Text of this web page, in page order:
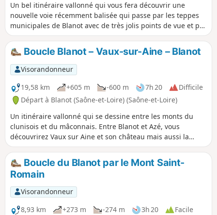
Un bel itinéraire vallonné qui vous fera découvrir une
nouvelle voie récemment balisée qui passe par les teppes
municipales de Blanot avec de très jolis points de vue et par
la combe du Nivernais. Il se prolonge le long du Grison avec
ses anciens moulins avant de remonter sur Culey et de
rejoindre l'ombre des bois sur le chemin faitral qui vous
laissera apercevoir par endroit la vallée de la Grosne.
Boucle Blanot – Vaux-sur-Aine – Blanot
Visorandonneur
19,58 km
+605 m -600 m 7h 20
Difficile
Départ à Blanot (Saône-et-Loire) (Saône-et-Loire)
Un itinéraire vallonné qui se dessine entre les monts du
clunisois et du mâconnais. Entre Blanot et Azé, vous
découvrirez Vaux sur Aine et son château mais aussi la
Bouzolle avec sa tour étonnante, prisée par Sacha
Guitry.Dans tous les cas, c'est un parcours un peu sportif et
qui demande un peu de résistance et un esprit aventureux.
Il ne se donne pas mais il offre ses récompenses.
Boucle du Blanot par le Mont Saint-
Romain
Visorandonneur
8,93 km
+273 m -274 m 3h 20
Facile